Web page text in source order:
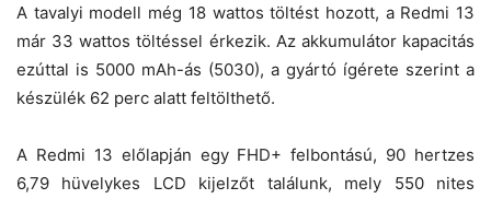
A tavalyi modell még 18 wattos töltést hozott, a Redmi 13
már 33 wattos töltéssel érkezik. Az akkumulátor kapacitás
ezúttal is 5000 mAh-ás (5030), a gyártó ígérete szerint a
készülék 62 perc alatt feltölthető.
A Redmi 13 előlapján egy FHD+ felbontású, 90 hertzes
6,79 hüvelykes LCD kijelzőt találunk, mely 550 nites